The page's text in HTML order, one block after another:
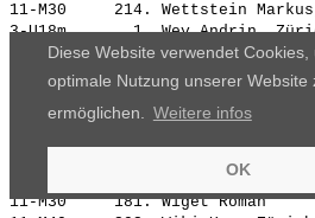
Diese Website verwendet Cookies,
optimale Nutzung unserer Website
ermöglichen.
Weitere infos
OK
11-M30     214. Wettstein
3-U18m       1. Wey
6-KF        26. Wey
11-M50     150.
11-M30     338.
Widler
11-M60       2. Widmer
Widmer
11-M30     181. Wiget